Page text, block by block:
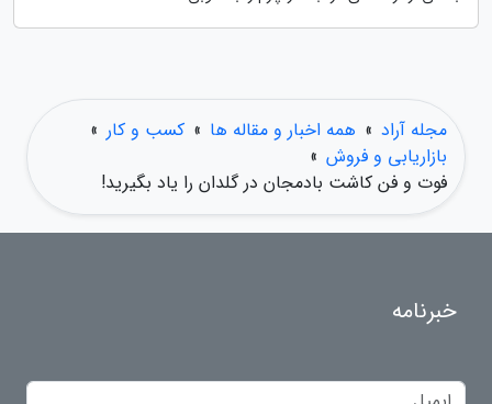
مجله آراد » همه اخبار و مقاله ها » کسب و کار »
بازاریابی و فروش »
فوت و فن کاشت بادمجان در گلدان را یاد بگیرید!
خبرنامه